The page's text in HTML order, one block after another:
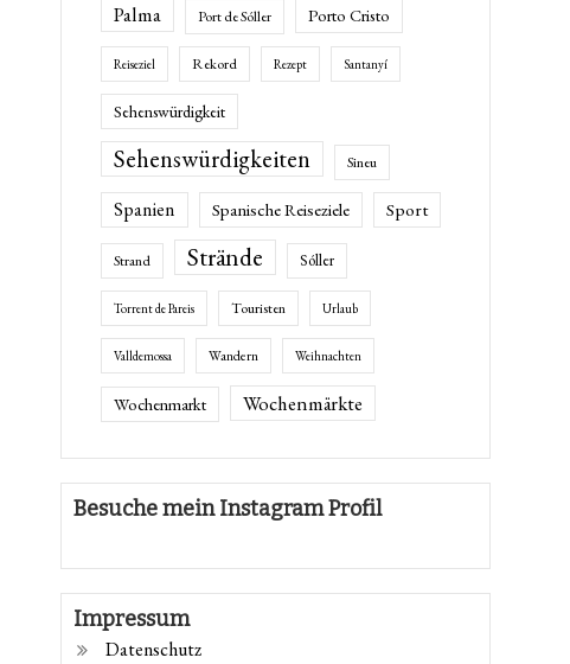
Palma Port de Sóller Porto Cristo
Reiseziel Rekord Rezept Santanyí
Sehenswürdigkeit
Sehenswürdigkeiten Sineu
Spanien Spanische Reiseziele Sport
Strand Strände Sóller
Torrent de Pareis Touristen Urlaub
Valldemossa Wandern Weihnachten
Wochenmarkt Wochenmärkte
Besuche mein Instagram Profil
Impressum
Datenschutz